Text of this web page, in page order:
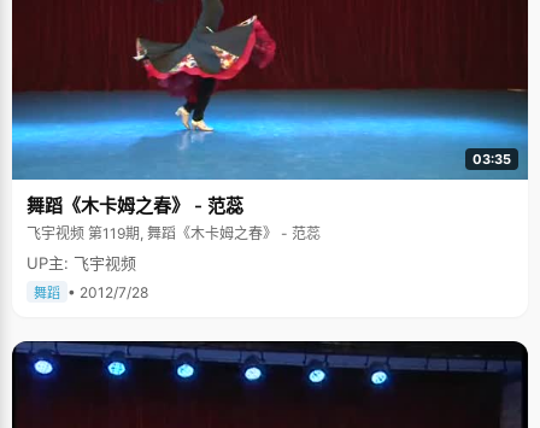
03:35
舞蹈《木卡姆之春》 - 范蕊
飞宇视频 第119期, 舞蹈《木卡姆之春》 - 范蕊
UP主: 飞宇视频
舞蹈 • 2012/7/28